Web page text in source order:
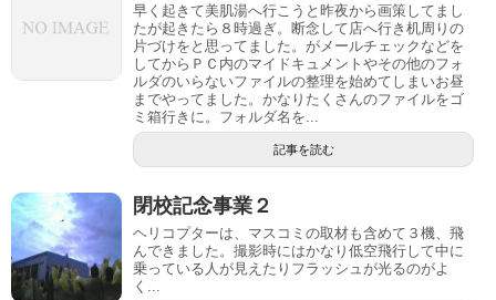
早く起きて美肌湯へ行こうと昨夜から画策してまし
たが起きたら８時過ぎ。断念して店へ行き机周りの
片づけをと思ってました。がメールチェックなどを
してからＰＣ内のマイドキュメントやその他のフォ
ルダのいらないファイルの整理を始めてしまいお昼
までやってました。かなりたくさんのファイルをゴ
ミ箱行きに。フォルダ名を...
記事を読む
閉校記念事業２
ヘリコプターは、マスコミの取材も含めて３機、飛
んできました。撮影時にはかなり低空飛行して中に
乗っている人が見えたりフラッシュが光るのがよ
く...